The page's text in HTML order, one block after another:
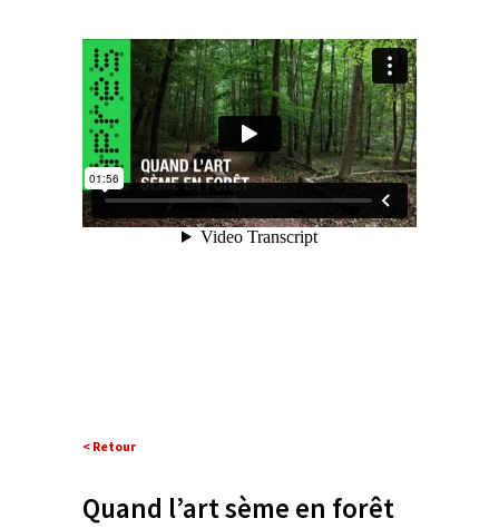
< Retour
Quand l’art sème en forêt